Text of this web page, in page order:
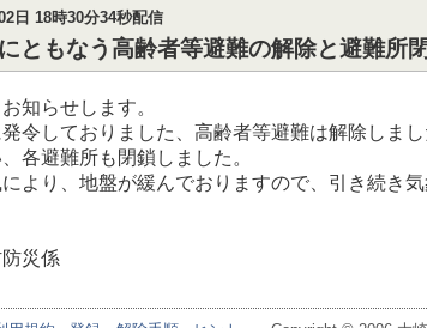
日 18時30分34秒配信
ともなう高齢者等避難の解除と避難所
知らせします。
令しておりました、高齢者等避難は解除しまし
各避難所も閉鎖しました。
より、地盤が緩んでおりますので、引き続き
災係